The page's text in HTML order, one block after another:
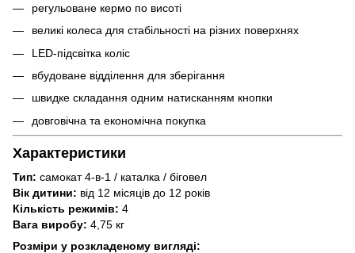
регульоване кермо по висоті
великі колеса для стабільності на різних поверхнях
LED-підсвітка коліс
вбудоване відділення для зберігання
швидке складання одним натисканням кнопки
довговічна та економічна покупка
Характеристики
Тип: самокат 4-в-1 / каталка / біговел
Вік дитини: від 12 місяців до 12 років
Кількість режимів: 4
Вага виробу: 4,75 кг
Розміри у розкладеному вигляді: